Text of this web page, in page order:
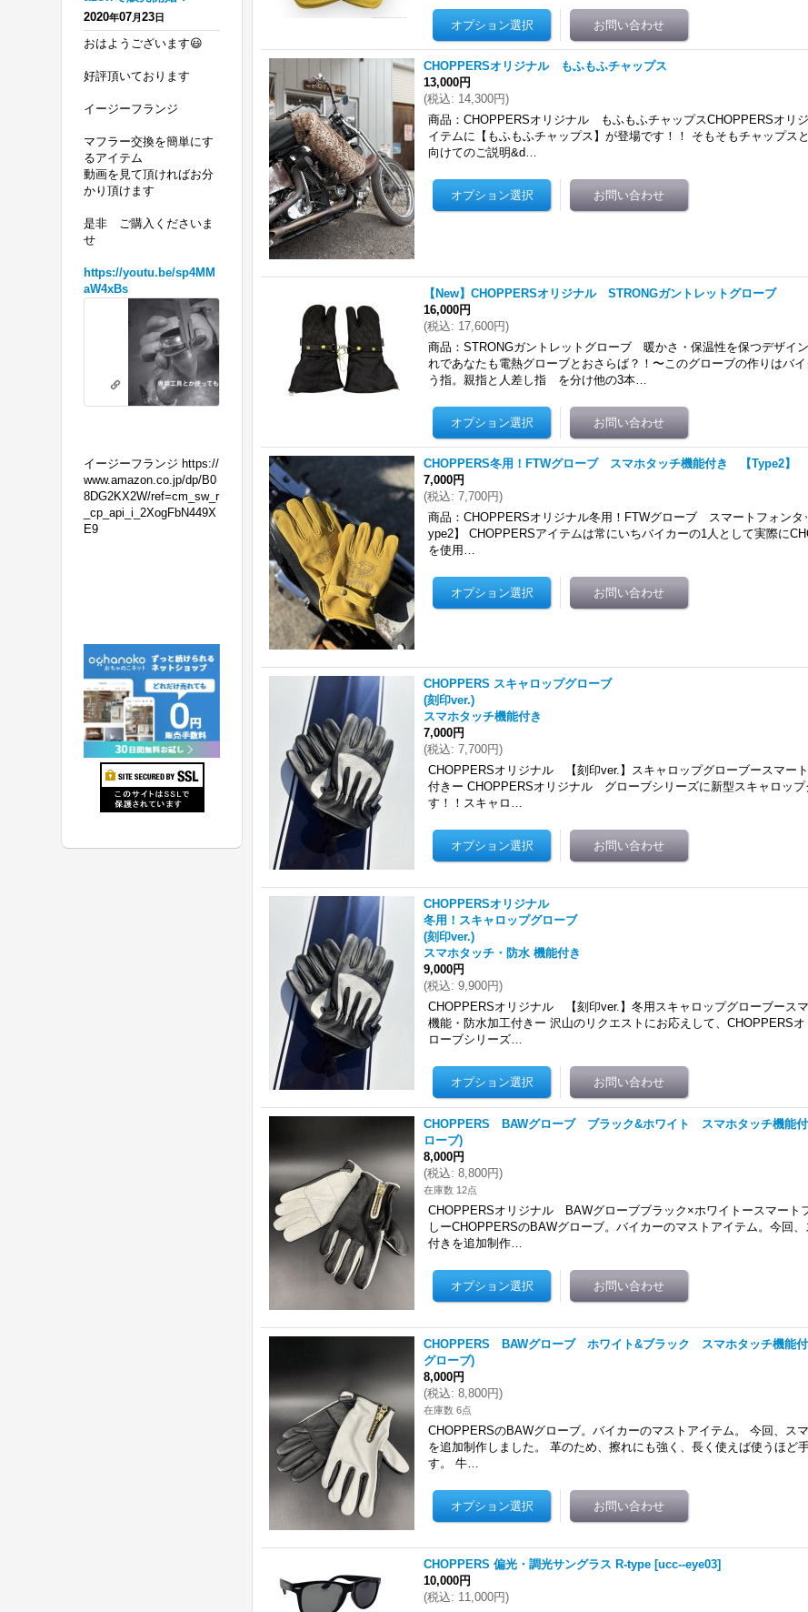
2020年07月23日
おはようございます😃
好評頂いております
イージーフランジ
マフラー交換を簡単にす
るアイテム
動画を見て頂ければお分
かり頂けます
是非 ご購入くださいま
せ
https://youtu.be/sp4MM
aW4xBs
ー
ラ
ー
交
換！
リテーニングリングの必要がないフランジを 販売開始！ エボ、ツインカム、スポーツスターに適合します ショッピングサイトよりお買い求
youtu.be
イージーフランジ https://
www.amazon.co.jp/dp/B0
8DG2KX2W/ref=cm_sw_r
_cp_api_i_2XogFbN449X
E9
CHOPPERSオリジナル もふもふチャップス
13,000円
(税込: 14,300円)
商品：CHOPPERSオリジナル もふもふチャップスCHOPPERSオリ
イテムに【もふもふチャップス】が登場です！！ そもそもチャップス
向けてのご説明&d…
【New】CHOPPERSオリジナル STRONGガントレットグローブ
16,000円
(税込: 17,600円)
商品：STRONGガントレットグローブ 暖かさ・保温性を保つデザイ
れであなたも電熱グローブとおさらば？！〜このグローブの作りはバ
う指。親指と人差し指 を分け他の3本…
CHOPPERS冬用！FTWグローブ スマホタッチ機能付き 【Type2】
7,000円
(税込: 7,700円)
商品：CHOPPERSオリジナル冬用！FTWグローブ スマートフォン
ype2】 CHOPPERSアイテムは常にいちバイカーの1人として実際に
を使用…
CHOPPERS スキャロップグローブ
(刻印ver.)
スマホタッチ機能付き
7,000円
(税込: 7,700円)
CHOPPERSオリジナル 【刻印ver.】スキャロップグローブースマー
付きー CHOPPERSオリジナル グローブシリーズに新型スキャロップ
す！！スキャロ…
CHOPPERSオリジナル
冬用！スキャロップグローブ
(刻印ver.)
スマホタッチ・防水 機能付き
9,000円
(税込: 9,900円)
CHOPPERSオリジナル 【刻印ver.】冬用スキャロップグローブース
機能・防水加工付きー 沢山のリクエストにお応えして、CHOPPERS
ローブシリーズ…
CHOPPERS BAWグローブ ブラック&ホワイト スマホタッチ機能
ローブ)
8,000円
(税込: 8,800円)
在庫数 12点
CHOPPERSオリジナル BAWグローブブラック×ホワイトースマート
しーCHOPPERSのBAWグローブ。バイカーのマストアイテム。今回
付きを追加制作…
CHOPPERS BAWグローブ ホワイト&ブラック スマホタッチ機
グローブ)
8,000円
(税込: 8,800円)
在庫数 6点
CHOPPERSのBAWグローブ。バイカーのマストアイテム。 今回、ス
を追加制作しました。 革のため、擦れにも強く、長く使えば使うほど
す。 牛…
CHOPPERS 偏光・調光サングラス R-type [ucc--eye03]
10,000円
(税込: 11,000円)